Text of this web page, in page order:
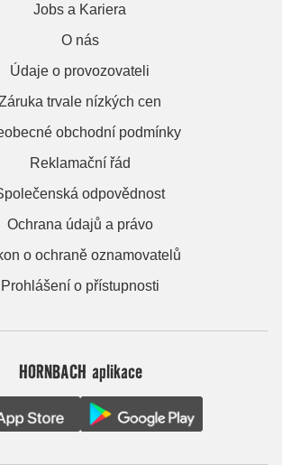
Jobs a Kariera
O nás
Údaje o provozovateli
trvale nízkých cen
obchodní podmínky
Reklamační řád
odpovědnost
Ochrana údajů a právo
o ochraně oznamovatelů
Prohlášení o přístupnosti
HORNBACH aplikace